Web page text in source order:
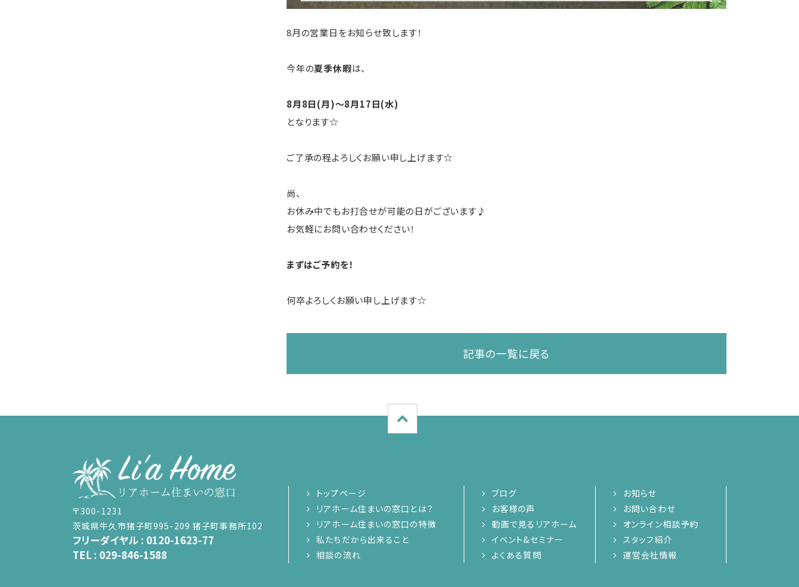
8月の営業日をお知らせ致します！
今年の夏季休暇は、
8月8日(月)～8月17日(水)
となります☆
ご了承の程よろしくお願い申し上げます☆
尚、
お休み中でもお打合せが可能の日がございます♪
お気軽にお問い合わせください！
まずはご予約を！
何卒よろしくお願い申し上げます☆
記事の一覧に戻る
〒300-1231
茨城県牛久市猪子町995-209 猪子町事務所102
フリーダイヤル : 0120-1623-77
TEL : 029-846-1588
トップページ
リアホーム住まいの窓口とは？
リアホーム住まいの窓口の特徴
私たちだから出来ること
相談の流れ
ブログ
お客様の声
動画で見るリアホーム
イベント&セミナー
よくある質問
お知らせ
お問い合わせ
オンライン相談予約
スタッフ紹介
運営会社情報